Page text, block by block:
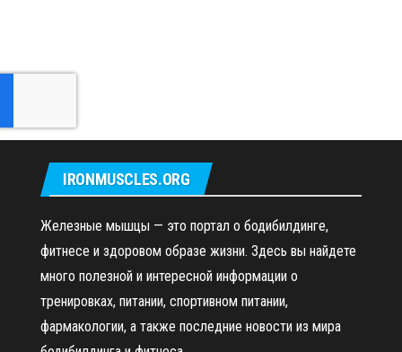
IRONMUSCLES.ORG
Железные мышцы — это портал о бодибилдинге,
фитнесе и здоровом образе жизни. Здесь вы найдете
много полезной и интересной информации о
тренировках, питании, спортивном питании,
фармакологии, а также последние новости из мира